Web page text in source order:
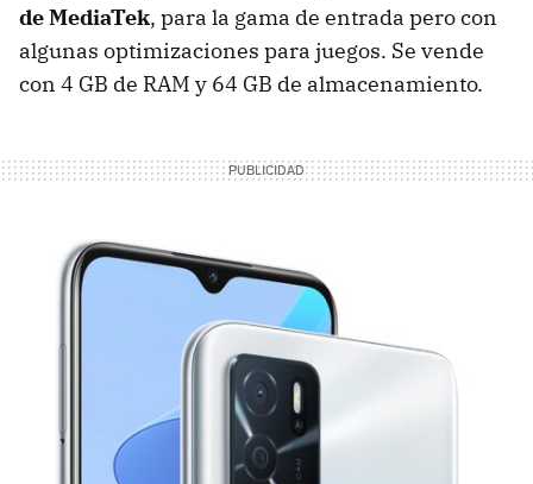
de MediaTek, para la gama de entrada pero con
algunas optimizaciones para juegos. Se vende
con 4 GB de RAM y 64 GB de almacenamiento.